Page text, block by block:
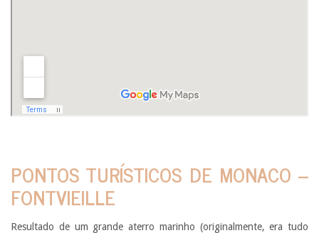
PONTOS TURÍSTICOS DE MONACO –
FONTVIEILLE
Resultado de um grande aterro marinho (originalmente, era tudo